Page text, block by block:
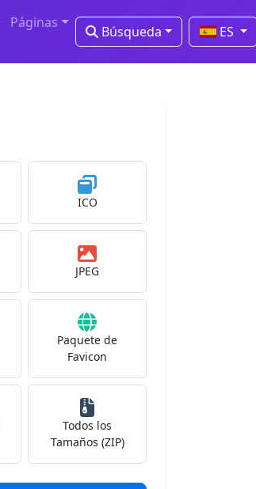
Páginas
Búsqueda ES
ICO
JPEG
Paquete de
Favicon
Todos los
Tamaños (ZIP)